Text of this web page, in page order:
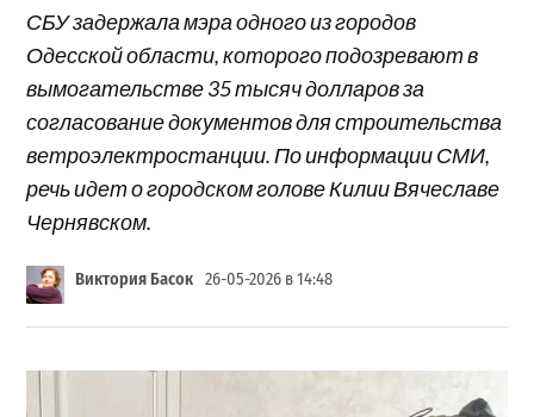
СБУ задержала мэра одного из городов
Одесской области, которого подозревают в
вымогательстве 35 тысяч долларов за
согласование документов для строительства
ветроэлектростанции. По информации СМИ,
речь идет о городском голове Килии Вячеславе
Чернявском.
Виктория Басок 26-05-2026 в 14:48